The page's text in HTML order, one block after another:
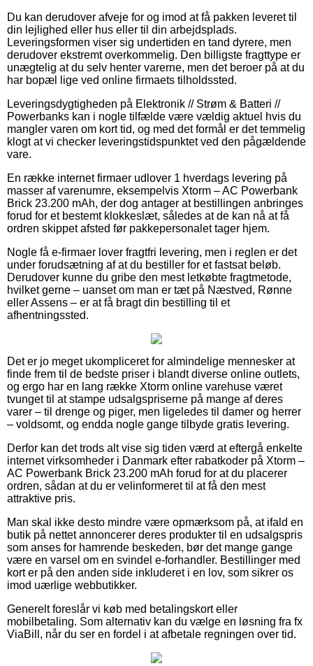
Du kan derudover afveje for og imod at få pakken leveret til
din lejlighed eller hus eller til din arbejdsplads.
Leveringsformen viser sig undertiden en tand dyrere, men
derudover ekstremt overkommelig. Den billigste fragttype er
unægtelig at du selv henter varerne, men det beroer på at du
har bopæl lige ved online firmaets tilholdssted.
Leveringsdygtigheden på Elektronik // Strøm & Batteri //
Powerbanks kan i nogle tilfælde være vældig aktuel hvis du
mangler varen om kort tid, og med det formål er det temmelig
klogt at vi checker leveringstidspunktet ved den pågældende
vare.
En række internet firmaer udlover 1 hverdags levering på
masser af varenumre, eksempelvis Xtorm – AC Powerbank
Brick 23.200 mAh, der dog antager at bestillingen anbringes
forud for et bestemt klokkeslæt, således at de kan nå at få
ordren skippet afsted før pakkepersonalet tager hjem.
Nogle få e-firmaer lover fragtfri levering, men i reglen er det
under forudsætning af at du bestiller for et fastsat beløb.
Derudover kunne du gribe den mest letkøbte fragtmetode,
hvilket gerne – uanset om man er tæt på Næstved, Rønne
eller Assens – er at få bragt din bestilling til et
afhentningssted.
Det er jo meget ukompliceret for almindelige mennesker at
finde frem til de bedste priser i blandt diverse online outlets,
og ergo har en lang række Xtorm online varehuse været
tvunget til at stampe udsalgspriserne på mange af deres
varer – til drenge og piger, men ligeledes til damer og herrer
– voldsomt, og endda nogle gange tilbyde gratis levering.
Derfor kan det trods alt vise sig tiden værd at eftergå enkelte
internet virksomheder i Danmark efter rabatkoder på Xtorm –
AC Powerbank Brick 23.200 mAh forud for at du placerer
ordren, sådan at du er velinformeret til at få den mest
attraktive pris.
Man skal ikke desto mindre være opmærksom på, at ifald en
butik på nettet annoncerer deres produkter til en udsalgspris
som anses for hamrende beskeden, bør det mange gange
være en varsel om en svindel e-forhandler. Bestillinger med
kort er på den anden side inkluderet i en lov, som sikrer os
imod uærlige webbutikker.
Generelt foreslår vi køb med betalingskort eller
mobilbetaling. Som alternativ kan du vælge en løsning fra fx
ViaBill, når du ser en fordel i at afbetale regningen over tid.